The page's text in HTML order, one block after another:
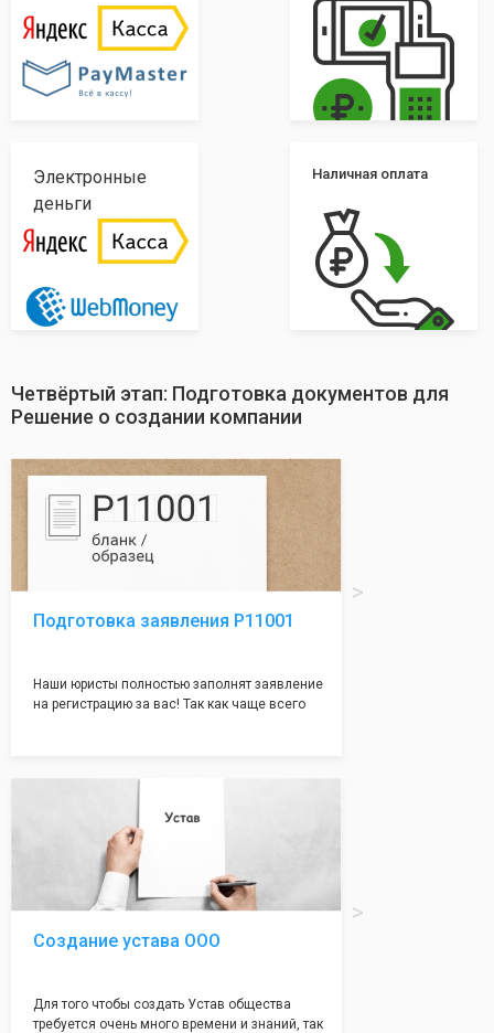
Электронные
деньги
Наличная оплата
Четвёртый этап: Подготовка документов для
Решение о создании компании
Подготовка заявления Р11001
Наши юристы полностью заполнят заявление
на регистрацию за вас! Так как чаще всего
большая часть отказов - наши юристы с
оформление самого сложного документа на
себя! Многолетний опыт работы наших
юристов позволяет оформлять заявление без
ошибок, тем самым гарантируя вам
успешную регистрацию в налоговой
Создание устава ООО
Для того чтобы создать Устав общества
требуется очень много времени и знаний, так